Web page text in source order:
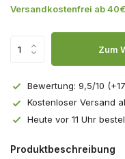
Versandkostenfrei ab
Zum
Bewertung: 9,5/10
Kostenloser Versand
Heute vor 11 Uhr
Produktbeschreibung